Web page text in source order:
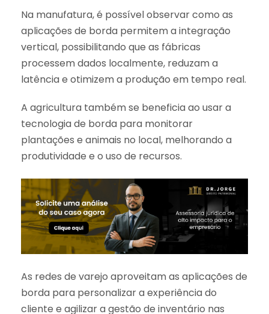
Na manufatura, é possível observar como as
aplicações de borda permitem a integração
vertical, possibilitando que as fábricas
processem dados localmente, reduzam a
latência e otimizem a produção em tempo real.
A agricultura também se beneficia ao usar a
tecnologia de borda para monitorar
plantações e animais no local, melhorando a
produtividade e o uso de recursos.
As redes de varejo aproveitam as aplicações de
borda para personalizar a experiência do
cliente e agilizar a gestão de inventário nas